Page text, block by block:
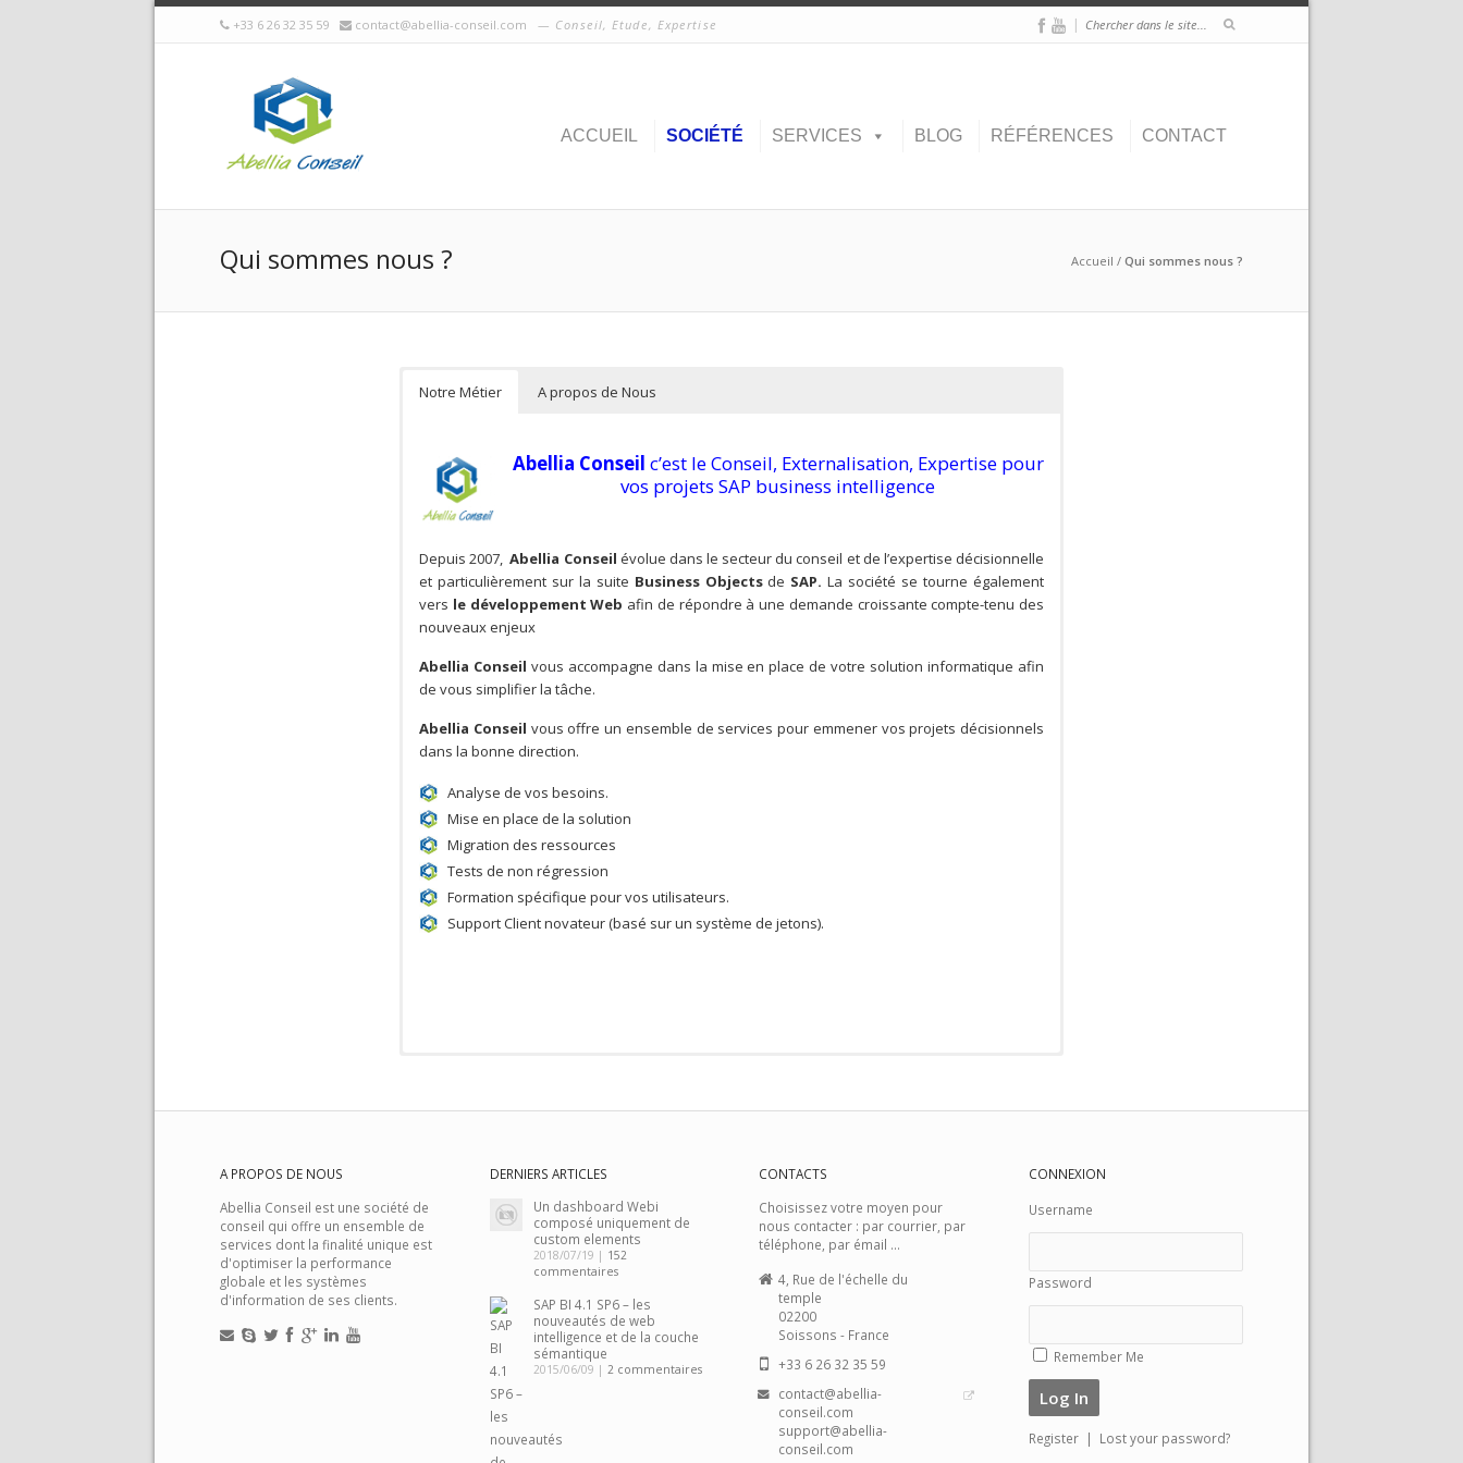
+33 6 26 32 35 59 contact@abellia-conseil.com Conseil, Etude, Expertise |
ACCUEIL SOCIÉTÉ SERVICES BLOG RÉFÉRENCES CONTACT
Qui sommes nous ? Accueil / Qui sommes nous ?
Notre Métier A propos de Nous
Abellia Conseil c’est le Conseil, Externalisation, Expertise pour
vos projets SAP business intelligence
Depuis 2007,Abellia Conseil évolue dans le secteur du conseil et de l’expertise décisionnelle
et particulièrement sur la suite Business Objectsde SAP.La société se tourne également
vers le développement Web afin de répondre à une demande croissante compte-tenu des
nouveaux enjeux
Abellia Conseil vous accompagne dans la mise en place de votre solution informatique afin
de vous simplifier la tâche.
Abellia Conseil vous offre un ensemble de services pour emmener vos projets décisionnels
dans la bonne direction.
Analyse de vos besoins.
Mise en place de la solution
Migration des ressources
Tests de non régression
Formation spécifique pour vos utilisateurs.
Support Client novateur (basé sur un système de jetons).
A PROPOS DE NOUS
Abellia Conseil est une société de
conseil qui offre un ensemble de
services dont la finalité unique est
d'optimiser la performance
globale et les systèmes
d'information de ses clients.
DERNIERS ARTICLES
Un dashboard Webi
composé uniquement de
custom elements
2018/07/19 | 152
commentaires
SAP BI 4.1 SP6 – les
nouveautés de web
intelligence et de la couche
sémantique
2015/06/09 | 2 commentaires
CONTACTS
Choisissez votre moyen pour
nous contacter : par courrier, par
téléphone, par émail ...
4, Rue de l'échelle du
temple
02200
Soissons - France
+33 6 26 32 35 59
contact@abellia-
conseil.com
support@abellia-
conseil.com
CONNEXION
Username
Password
Remember Me
Register | Lost your password?